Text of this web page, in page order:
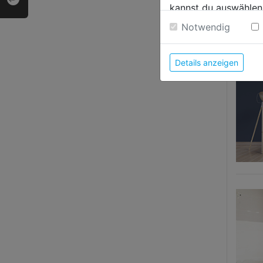
kannst du
Weitere
Notwendig
Details anzeigen